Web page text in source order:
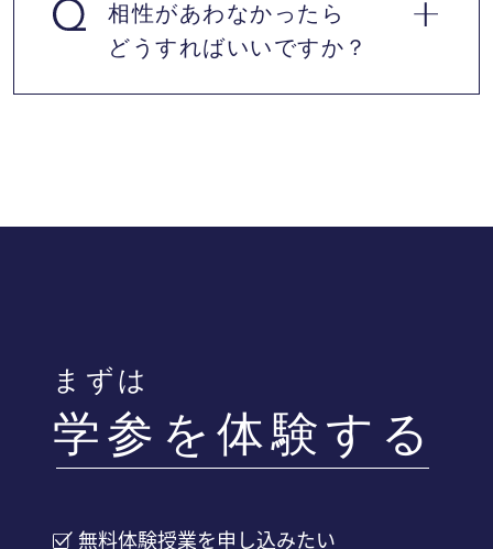
はい、同じです。体験前にカウンセラーとお
子様に合う先生を探して、入会した場合指導
する先生の授業を受けることが出来ます。
相性があわなかったら
どうすればいいですか？
交代し再度体験授業を受けていただけます。
まずは
学参を体験する
無料体験授業を申し込みたい